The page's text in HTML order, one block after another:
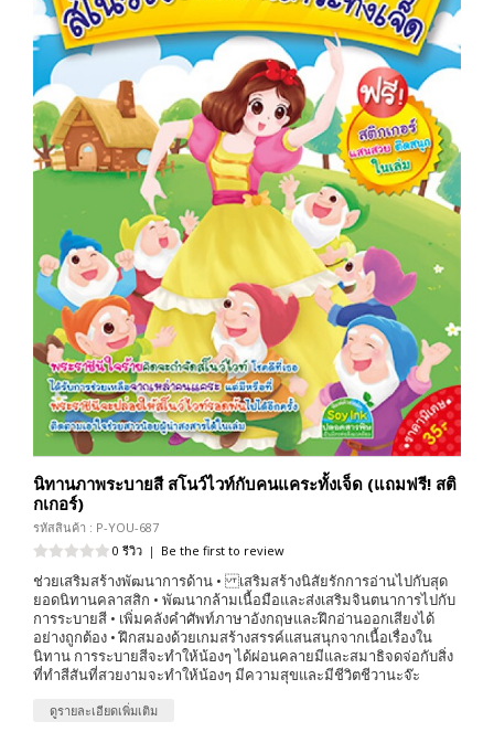
นิทานภาพระบายสี สโนว์ไวท์กับคนแคระทั้งเจ็ด (แถมฟรี! สติ
กเกอร์)
รหัสสินค้า : P-YOU-687
0 รีวิว | Be the first to review
ช่วยเสริมสร้างพัฒนาการด้าน • เสริมสร้างนิสัยรักการอ่านไปกับสุด
ยอดนิทานคลาสสิก • พัฒนากล้ามเนื้อมือและส่งเสริมจินตนาการไปกับ
การระบายสี • เพิ่มคลังคำศัพท์ภาษาอังกฤษและฝึกอ่านออกเสียงได้
อย่างถูกต้อง • ฝึกสมองด้วยเกมสร้างสรรค์แสนสนุกจากเนื้อเรื่องใน
นิทาน การระบายสีจะทำให้น้องๆ ได้ผ่อนคลายมีและสมาธิจดจ่อกับสิ่ง
ที่ทำสีสันที่สวยงามจะทำให้น้องๆ มีความสุขและมีชีวิตชีวานะจ๊ะ
ดูรายละเอียดเพิ่มเติม